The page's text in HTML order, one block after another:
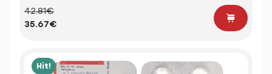
42.81€
35.67€
Hit!